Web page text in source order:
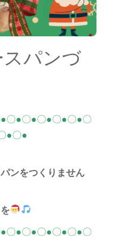
パンづ
〇●〇●〇●〇●〇●〇
●〇●
ンをつくりません
〇●〇●〇●〇●〇●〇